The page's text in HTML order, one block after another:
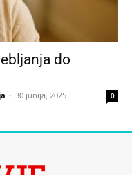
do
- 30 junija, 2025 0